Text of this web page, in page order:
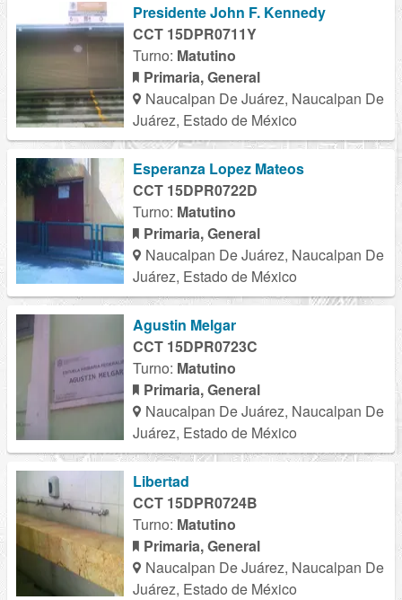
Presidente John F. Kennedy
CCT 15DPR0711Y
Turno: Matutino
Primaria, General
Naucalpan De Juárez, Naucalpan De
Juárez, Estado de México
Esperanza Lopez Mateos
CCT 15DPR0722D
Turno: Matutino
Primaria, General
Naucalpan De Juárez, Naucalpan De
Juárez, Estado de México
Agustin Melgar
CCT 15DPR0723C
Turno: Matutino
Primaria, General
Naucalpan De Juárez, Naucalpan De
Juárez, Estado de México
Libertad
CCT 15DPR0724B
Turno: Matutino
Primaria, General
Naucalpan De Juárez, Naucalpan De
Juárez, Estado de México